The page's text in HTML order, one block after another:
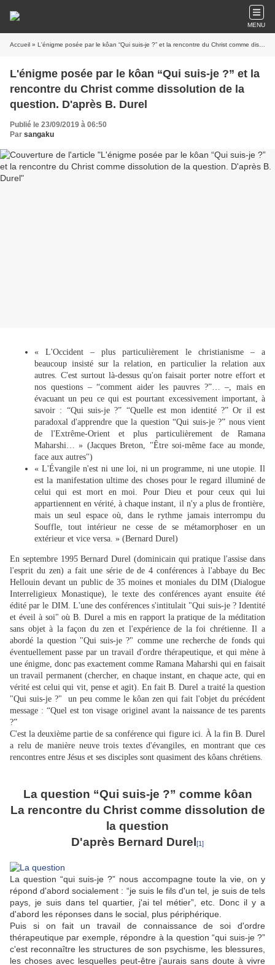
MENU
Accueil » L'énigme posée par le kôan “Qui suis-je ?” et la rencontre du Christ comme dissolution de la question. D'après B. Durel
L'énigme posée par le kôan “Qui suis-je ?” et la
rencontre du Christ comme dissolution de la
question. D'après B. Durel
Publié le 23/09/2019 à 06:50
Par sangaku
« L'Occident – plus particulièrement le christianisme – a
beaucoup insisté sur la relation, en particulier la relation aux
autres. C'est surtout là-dessus qu'on faisait porter notre effort et
nos questions – “comment aider les pauvres ?”… –, mais en
évacuant un peu ce qui est pourtant excessivement important, à
savoir : “Qui suis-je ?” “Quelle est mon identité ?” Or il est
paradoxal d'apprendre que la question “Qui suis-je ?” nous vient
de l'Extrême-Orient et plus particulièrement de Ramana
Maharshi… » (Jacques Breton, "Être soi-même face au monde,
face aux autres")
« L'Évangile n'est ni une loi, ni un programme, ni une utopie. Il
est la manifestation ultime des choses pour le regard illuminé de
celui qui est mort en moi. Pour Dieu et pour ceux qui lui
appartiennent en vérité, à chaque instant, il n'y a plus de frontière,
mais un seul espace où, dans le rythme jamais interrompu du
Souffle, tout intérieur ne cesse de se métamorphoser en un
extérieur et vice versa. » (Bernard Durel)
En septembre 1995 Bernard Durel (dominicain qui pratique l'assise dans
l'esprit du zen) a fait une série de de 4 conférences à l'abbaye du Bec
Hellouin devant un public de 35 moines et moniales du DIM (Dialogue
Interreligieux Monastique), le texte des conférences ayant ensuite été
édité par le DIM. L'une des conférences s'intitulait "Qui suis-je ? Identité
et éveil à soi" où B. Durel a mis en rapport la pratique de la méditation
sans objet à la façon du zen et l'expérience de la foi chrétienne. Il a
abordé la question "Qui suis-je ?" comme une recherche de fonds qui
éventuellement passe par un travail d'ordre thérapeutique, et qui mène à
une énigme, donc pas exactement comme Ramana Maharshi qui en faisait
un travail permanent (chercher, en chaque instant, en chaque acte, qui en
vérité est celui qui vit, pense et agit). En fait B. Durel a traité la question
"Qui suis-je ?" un peu comme le kôan zen qui fait l'objet du précédent
message : “Quel est ton visage originel avant la naissance de tes parents
?”
C'est la deuxième partie de sa conférence qui figure ici. À la fin B. Durel
a relu de manière neuve trois textes d'évangiles, en montrant que ces
rencontres entre Jésus et ses disciples sont quasiment des kôans chrétiens.
La question “Qui suis-je ?” comme kôan
La rencontre du Christ comme dissolution de
la question
D'après Bernard Durel [1]
La question “qui suis-je ?” nous accompagne toute la vie, on y
répond d'abord socialement : “je suis le fils d'un tel, je suis de tels
pays, je suis dans tel quartier, j'ai tel métier”, etc. Donc il y a
d'abord les réponses dans le social, plus périphérique.
Puis si on fait un travail de connaissance de soi d'ordre
thérapeutique par exemple, répondre à la question “qui suis-je ?”
c'est reconnaître les structures de son psychisme, les blessures,
les choses avec lesquelles peut-être j'aurais sans doute à vivre